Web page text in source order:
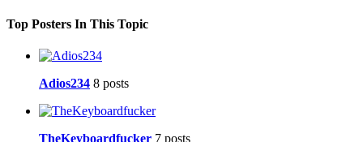
Top Posters In This Topic
Adios234 8 posts
TheKeyboardfucker 7 posts